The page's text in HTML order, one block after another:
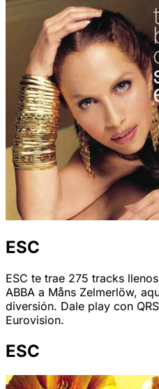
ESC
ESC te trae 275 tracks
ABBA a Måns Zelmerlöw,
diversión. Dale play con
Eurovision.
ESC